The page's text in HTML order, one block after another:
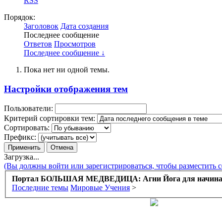
Порядок:
Заголовок Дата создания
Последнее сообщение
Ответов Просмотров
Последнее сообщение ↓
Пока нет ни одной темы.
Настройки отображения тем
Пользователи:
Критерий сортировки тем:
Сортировать:
Префикс:
Загрузка...
(Вы должны войти или зарегистрироваться, чтобы разместить
Портал БОЛЬШАЯ МЕДВЕДИЦА: Агни Йога для
Последние темы Мировые Учения >